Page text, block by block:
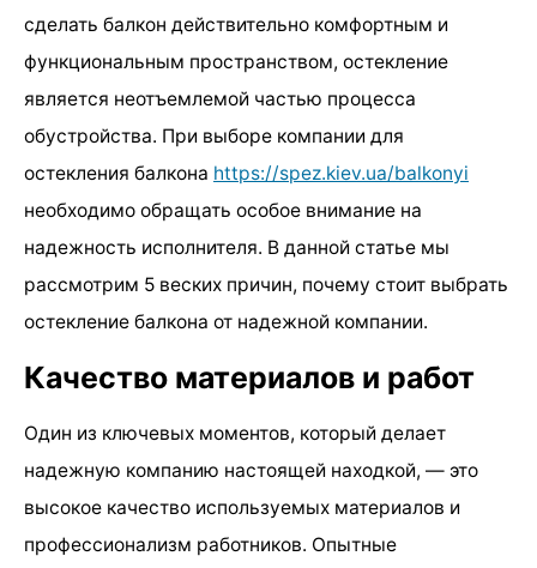
сделать балкон действительно комфортным и
функциональным пространством, остекление
является неотъемлемой частью процесса
обустройства. При выборе компании для
остекления балкона https://spez.kiev.ua/balkonyi
необходимо обращать особое внимание на
надежность исполнителя. В данной статье мы
рассмотрим 5 веских причин, почему стоит выбрать
остекление балкона от надежной компании.
Качество материалов и работ
Один из ключевых моментов, который делает
надежную компанию настоящей находкой, — это
высокое качество используемых материалов и
профессионализм работников. Опытные